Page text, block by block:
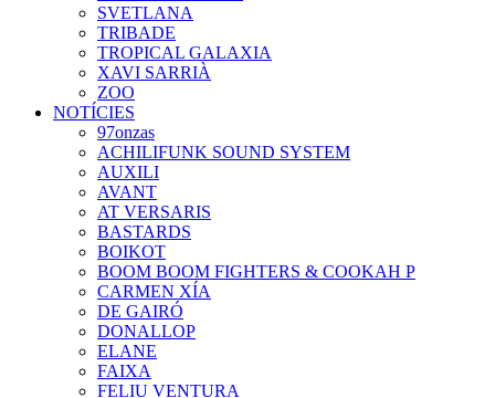
SVETLANA
TRIBADE
TROPICAL GALAXIA
XAVI SARRIÀ
ZOO
NOTÍCIES
97onzas
ACHILIFUNK SOUND SYSTEM
AUXILI
AVANT
AT VERSARIS
BASTARDS
BOIKOT
BOOM BOOM FIGHTERS & COOKAH P
CARMEN XÍA
DE GAIRÓ
DONALLOP
ELANE
FAIXA
FELIU VENTURA